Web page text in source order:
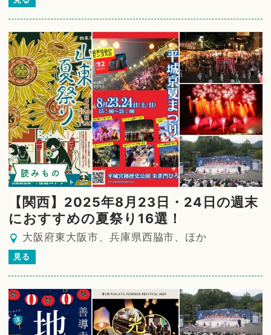
読みもの
【関西】2025年8月23日・24日の週末
におすすめの夏祭り16選！
大阪府東大阪市、兵庫県西脇市、ほか
見る